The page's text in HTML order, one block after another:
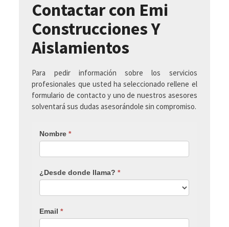
Contactar con Emi
Construcciones Y
Aislamientos
Para pedir información sobre los servicios
profesionales que usted ha seleccionado rellene el
formulario de contacto y uno de nuestros asesores
solventará sus dudas asesorándole sin compromiso.
Nombre*
¿Desde donde llama?*
Email*